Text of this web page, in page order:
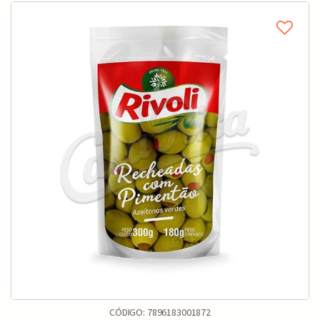
CÓDIGO: 7896183001872